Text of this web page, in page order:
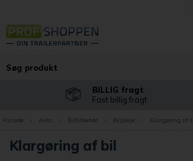
BILLIG fragt
Fast billig fragt
Forside Auto Biltilbehør Bilpleje Klargøring af
Klargøring af bil